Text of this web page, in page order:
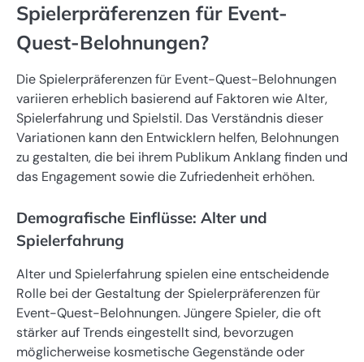
Spielerpräferenzen für Event-
Quest-Belohnungen?
Die Spielerpräferenzen für Event-Quest-Belohnungen
variieren erheblich basierend auf Faktoren wie Alter,
Spielerfahrung und Spielstil. Das Verständnis dieser
Variationen kann den Entwicklern helfen, Belohnungen
zu gestalten, die bei ihrem Publikum Anklang finden und
das Engagement sowie die Zufriedenheit erhöhen.
Demografische Einflüsse: Alter und
Spielerfahrung
Alter und Spielerfahrung spielen eine entscheidende
Rolle bei der Gestaltung der Spielerpräferenzen für
Event-Quest-Belohnungen. Jüngere Spieler, die oft
stärker auf Trends eingestellt sind, bevorzugen
möglicherweise kosmetische Gegenstände oder